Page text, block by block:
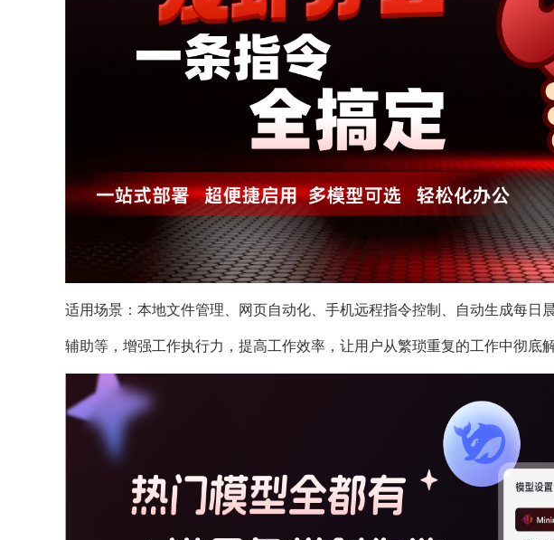
适用场景：本地文件管理、网页自动化、手机远程指令控制、自动生成每日
辅助等，增强工作执行力，提高工作效率，让用户从繁琐重复的工作中彻底